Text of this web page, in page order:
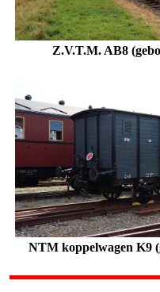
Z.V.T.M. AB8
NTM koppelwagen K9